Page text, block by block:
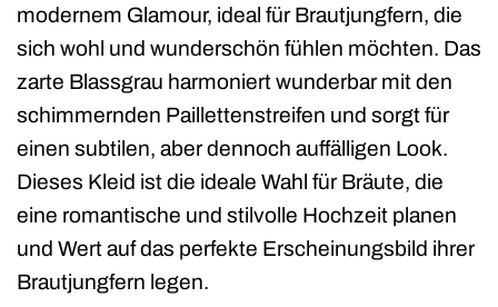
modernem Glamour, ideal für Brautjungfern, die
sich wohl und wunderschön fühlen möchten. Das
zarte Blassgrau harmoniert wunderbar mit den
schimmernden Paillettenstreifen und sorgt für
einen subtilen, aber dennoch auffälligen Look.
Dieses Kleid ist die ideale Wahl für Bräute, die
eine romantische und stilvolle Hochzeit planen
und Wert auf das perfekte Erscheinungsbild ihrer
Brautjungfern legen.